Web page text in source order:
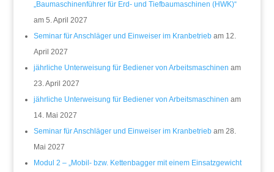
„Baumaschinenführer für Erd- und Tiefbaumaschinen (HWK)“
am 5. April 2027
Seminar für Anschläger und Einweiser im Kranbetriebam 12.
April 2027
jährliche Unterweisung für Bediener von Arbeitsmaschinen am
23. April 2027
jährliche Unterweisung für Bediener von Arbeitsmaschinen am
14. Mai 2027
Seminar für Anschläger und Einweiser im Kranbetriebam 28.
Mai 2027
Modul 2 – „Mobil- bzw. Kettenbagger mit einem Einsatzgewicht